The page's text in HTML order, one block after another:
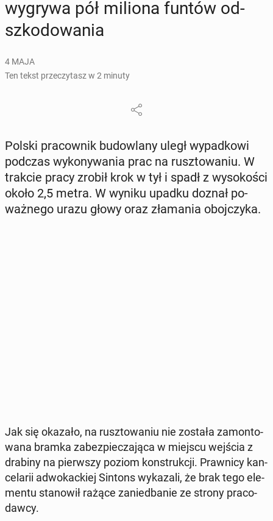
wygrywa pół miliona funtów od­
szko­do­wa­nia
4 MAJA
Ten tekst przeczytasz w 2 minuty
Polski pra­cow­nik bu­dow­la­ny uległ wy­pad­ko­wi
podczas wy­ko­ny­wa­nia prac na rusz­to­wa­niu. W
trakcie pracy zrobił krok w tył i spadł z wy­so­ko­ści
około 2,5 metra. W wyniku upadku doznał po­
waż­ne­go urazu głowy oraz zła­ma­nia oboj­czy­ka.
Jak się okazało, na rusz­to­wa­niu nie została za­mon­to­
wa­na bramka za­bez­pie­cza­ją­ca w miejscu wejścia z
drabiny na pierw­szy poziom kon­struk­cji. Praw­ni­cy kan­
ce­la­rii ad­wo­kac­kiej Sintons wy­ka­za­li, że brak tego ele­
men­tu sta­no­wił rażące za­nie­dba­nie ze strony pra­co­
daw­cy.